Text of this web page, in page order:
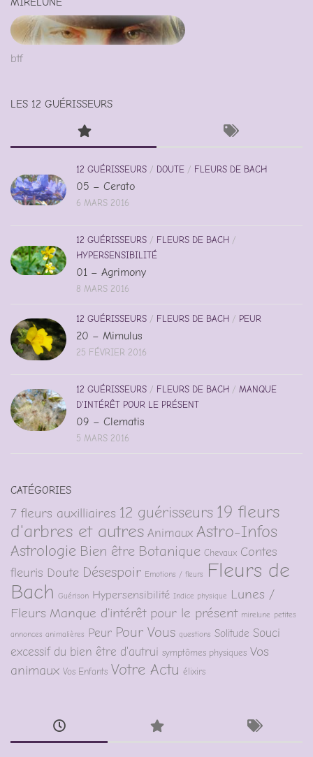
btf
LES 12 GUÉRISSEURS
12 GUÉRISSEURS / DOUTE / FLEURS DE BACH
05 – Cerato
6 MARS 2016
12 GUÉRISSEURS / FLEURS DE BACH /
HYPERSENSIBILITÉ
01 – Agrimony
8 MARS 2016
12 GUÉRISSEURS / FLEURS DE BACH / PEUR
20 – Mimulus
25 FÉVRIER 2016
12 GUÉRISSEURS / FLEURS DE BACH / MANQUE
D'INTÉRÊT POUR LE PRÉSENT
09 – Clematis
5 MARS 2016
CATÉGORIES
7 fleurs auxilliaires 12 guérisseurs 19 fleurs
d'arbres et autres Animaux Astro-Infos
Astrologie Bien être Botanique Chevaux Contes
fleuris Doute Désespoir Emotions / fleurs
Fleurs de
Bach Guérison Hypersensibilité Indice physique
Lunes /
Fleurs Manque d'intérêt pour le présent mirelune petites
annonces animalières Peur Pour Vous questions Solitude Souci
excessif du bien être d'autrui symptômes physiques Vos
animaux Vos Enfants Votre Actu élixirs